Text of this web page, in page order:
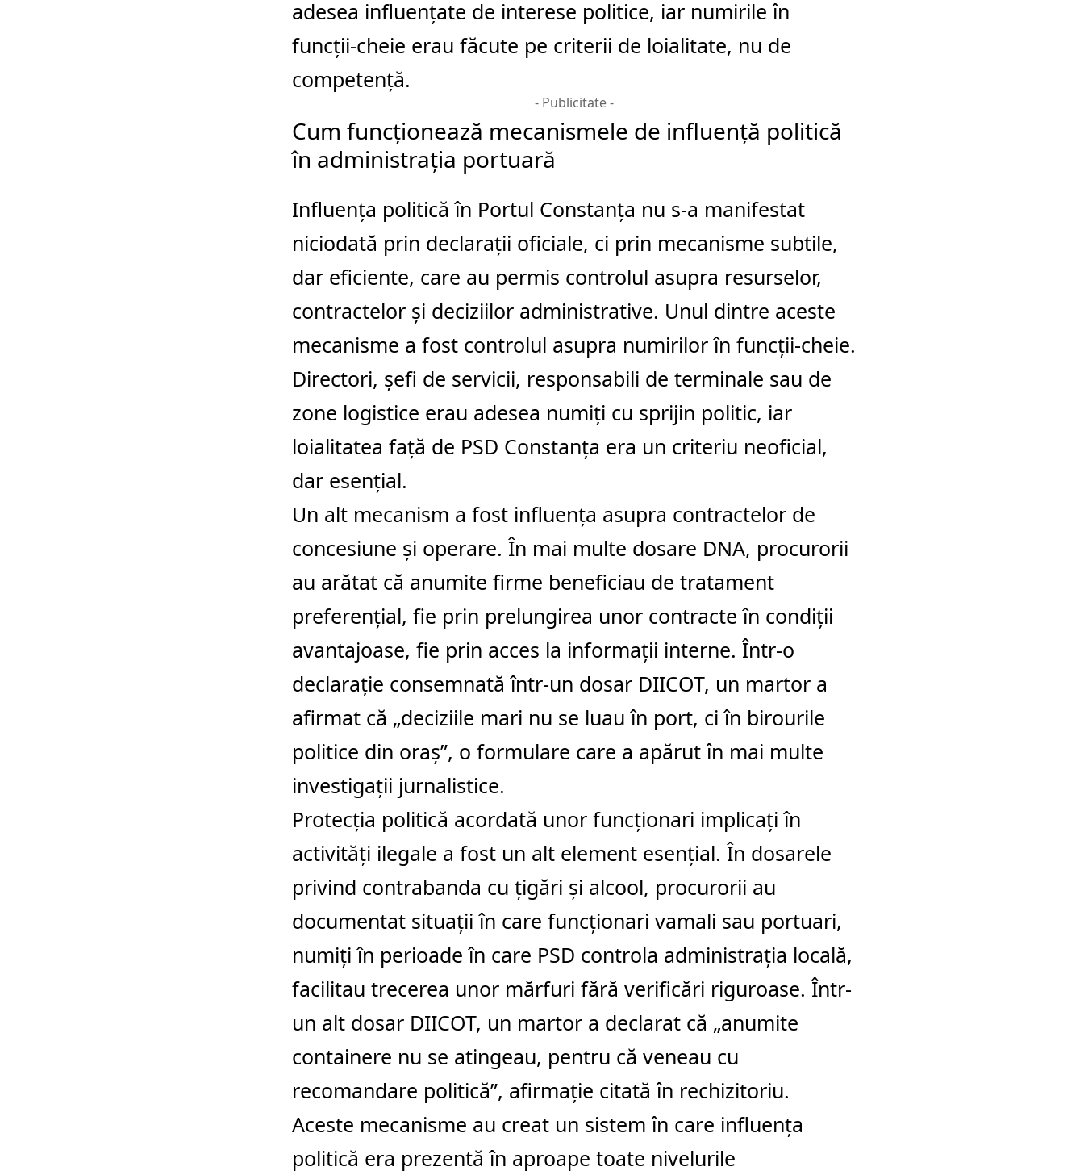
adesea influențate de interese politice, iar numirile în
funcții-cheie erau făcute pe criterii de loialitate, nu de
competență.
- Publicitate -
Cum funcționează mecanismele de influență politică
în administrația portuară
Influența politică în Portul Constanța nu s-a manifestat
niciodată prin declarații oficiale, ci prin mecanisme subtile,
dar eficiente, care au permis controlul asupra resurselor,
contractelor și deciziilor administrative. Unul dintre aceste
mecanisme a fost controlul asupra numirilor în funcții-cheie.
Directori, șefi de servicii, responsabili de terminale sau de
zone logistice erau adesea numiți cu sprijin politic, iar
loialitatea față de PSD Constanța era un criteriu neoficial,
dar esențial.
Un alt mecanism a fost influența asupra contractelor de
concesiune și operare. În mai multe dosare DNA, procurorii
au arătat că anumite firme beneficiau de tratament
preferențial, fie prin prelungirea unor contracte în condiții
avantajoase, fie prin acces la informații interne. Într-o
declarație consemnată într-un dosar DIICOT, un martor a
afirmat că „deciziile mari nu se luau în port, ci în birourile
politice din oraș”, o formulare care a apărut în mai multe
investigații jurnalistice.
Protecția politică acordată unor funcționari implicați în
activități ilegale a fost un alt element esențial. În dosarele
privind contrabanda cu țigări și alcool, procurorii au
documentat situații în care funcționari vamali sau portuari,
numiți în perioade în care PSD controla administrația locală,
facilitau trecerea unor mărfuri fără verificări riguroase. Într-
un alt dosar DIICOT, un martor a declarat că „anumite
containere nu se atingeau, pentru că veneau cu
recomandare politică”, afirmație citată în rechizitoriu.
Aceste mecanisme au creat un sistem în care influența
politică era prezentă în aproape toate nivelurile